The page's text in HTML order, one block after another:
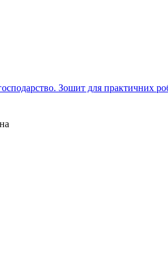
Зошит для практичних